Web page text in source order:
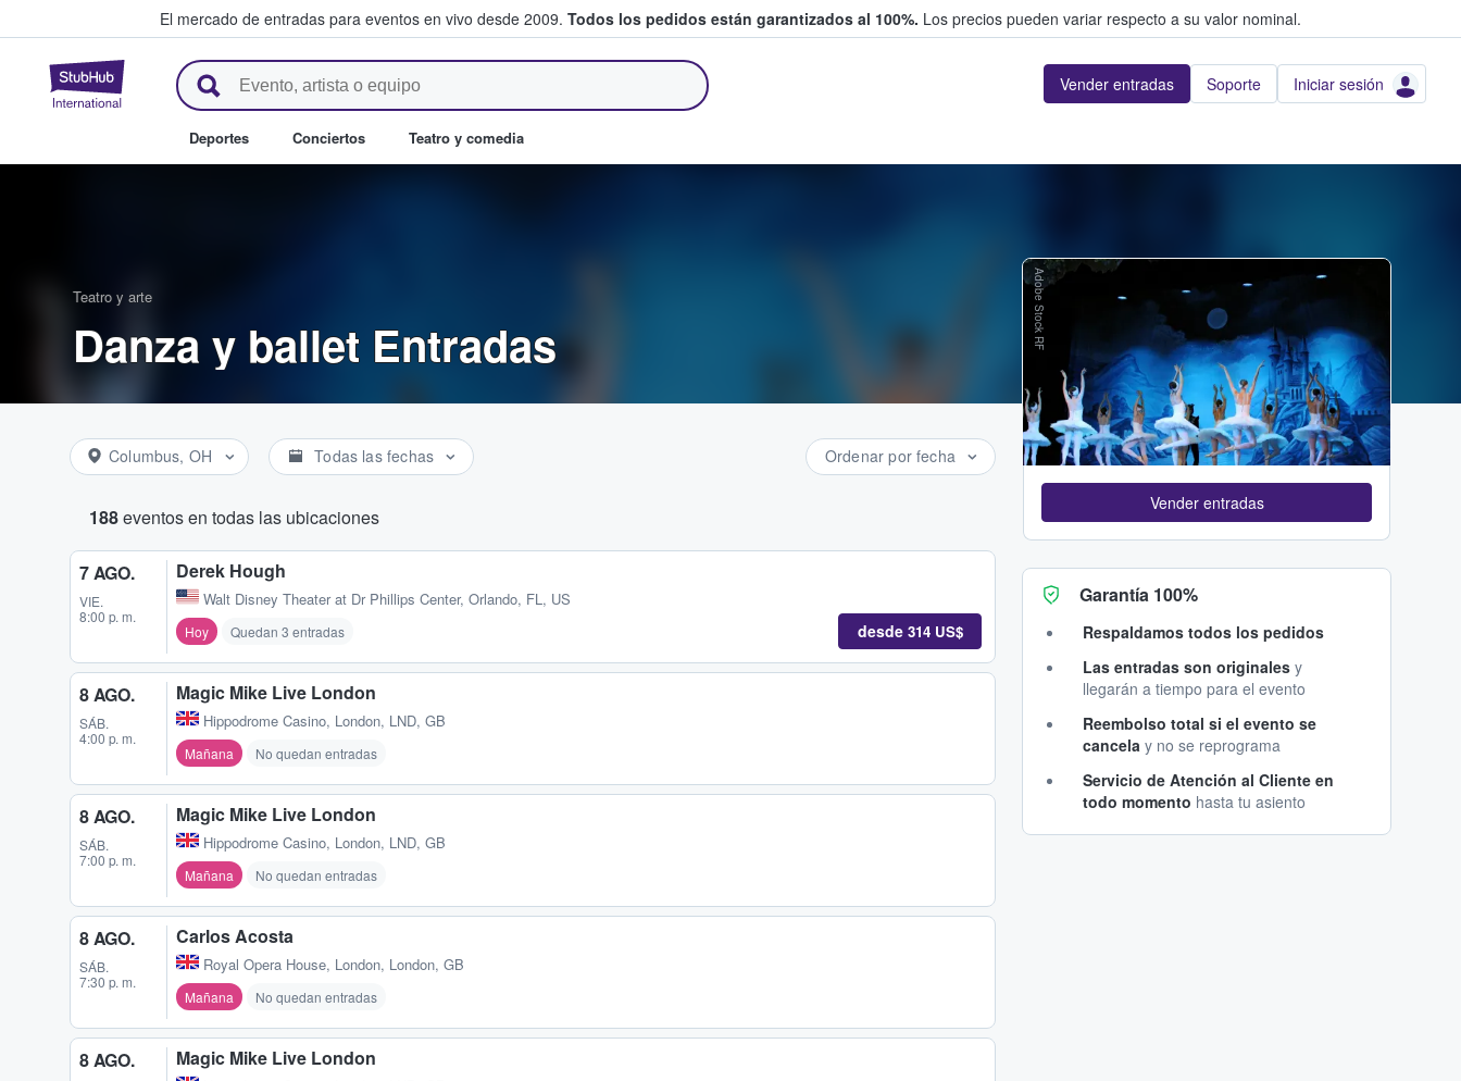
El mercado de entradas para eventos en vivo desde 2009. Todos los pedidos están garantizados al 100%. Los precios pueden variar respecto a su valor nominal.
StubHub: compra y venta de entradas entre fans Vender entradas Soporte Iniciar sesión
Deportes Conciertos Teatro y comedia
Teatro y arte
Danza y ballet Entradas
Columbus, OH Todas las fechas Ordenar por fecha
188eventos en todas las ubicaciones
7 AGO.
VIE.
8:00 p. m.
Derek Hough
Walt Disney Theater at Dr Phillips Center, Orlando, FL, US
Hoy Quedan 3 entradas desde 314 US$
8 AGO.
SÁB.
4:00 p. m.
Magic Mike Live London
Hippodrome Casino, London, LND, GB
Mañana No quedan entradas
8 AGO.
SÁB.
7:00 p. m.
Magic Mike Live London
Hippodrome Casino, London, LND, GB
Mañana No quedan entradas
8 AGO.
SÁB.
7:30 p. m.
Carlos Acosta
Royal Opera House, London, London, GB
Mañana No quedan entradas
8 AGO. Magic Mike Live London
Adobe Stock RF
Vender entradas
Garantía 100%
Respaldamos todos los pedidos
Las entradas son originales y
llegarán a tiempo para el evento
Reembolso total si el evento se
cancela y no se reprograma
Servicio de Atención al Cliente en
todo momento hasta tu asiento